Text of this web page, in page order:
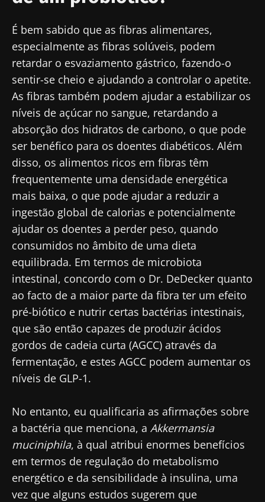
É bem sabido que as fibras alimentares,
especialmente as fibras solúveis, podem
retardar o esvaziamento gástrico, fazendo-o
sentir-se cheio e ajudando a controlar o apetite.
As fibras também podem ajudar a estabilizar os
níveis de açúcar no sangue, retardando a
absorção dos hidratos de carbono, o que pode
ser benéfico para os doentes diabéticos. Além
disso, os alimentos ricos em fibras têm
frequentemente uma densidade energética
mais baixa, o que pode ajudar a reduzir a
ingestão global de calorias e potencialmente
ajudar os doentes a perder peso, quando
consumidos no âmbito de uma dieta
equilibrada. Em termos de microbiota
intestinal, concordo com o Dr. DeDecker quanto
ao facto de a maior parte da fibra ter um efeito
pré-biótico e nutrir certas bactérias intestinais,
que são então capazes de produzir ácidos
gordos de cadeia curta (AGCC) através da
fermentação, e estes AGCC podem aumentar os
níveis de GLP-1.
No entanto, eu qualificaria as afirmações sobre
a bactéria que menciona, a Akkermansia
muciniphila, à qual atribui enormes benefícios
em termos de regulação do metabolismo
energético e da sensibilidade à insulina, uma
vez que alguns estudos sugerem que